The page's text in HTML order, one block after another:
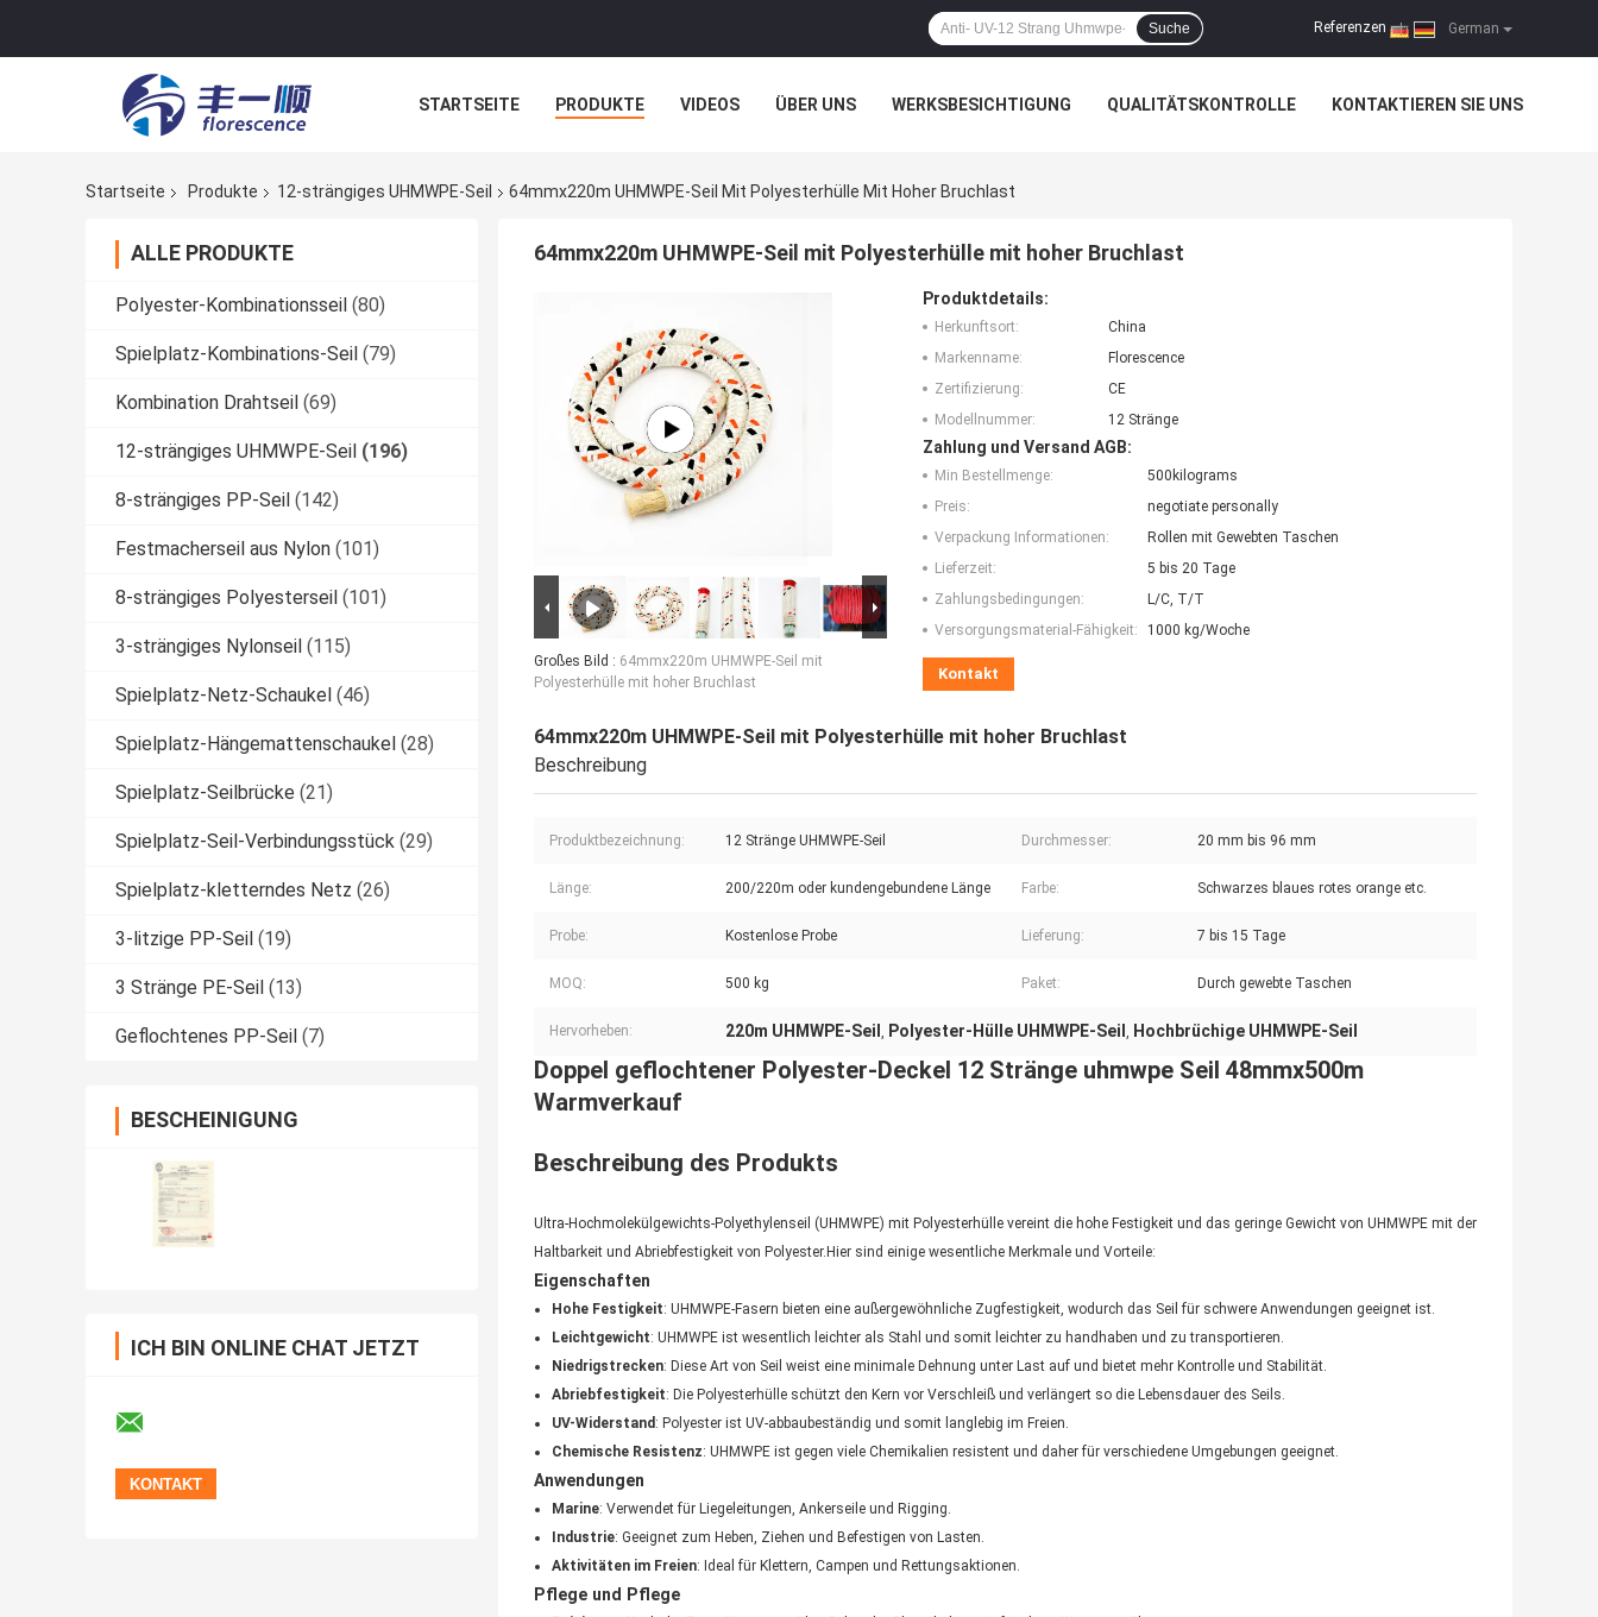
German
Referenzen |
Suche
STARTSEITE PRODUKTE VIDEOS ÜBER UNS WERKSBESICHTIGUNG QUALITÄTSKONTROLLE KONTAKTIEREN SIE UNS
Startseite
Produkte 12-strängiges UHMWPE-Seil 64mmx220m UHMWPE-Seil Mit Polyesterhülle Mit Hoher Bruchlast
ALLE PRODUKTE
Polyester-Kombinationsseil (80)
Spielplatz-Kombinations-Seil (79)
Kombination Drahtseil (69)
12-strängiges UHMWPE-Seil (196)
8-strängiges PP-Seil (142)
Festmacherseil aus Nylon (101)
8-strängiges Polyesterseil (101)
3-strängiges Nylonseil (115)
Spielplatz-Netz-Schaukel (46)
Spielplatz-Hängemattenschaukel (28)
Spielplatz-Seilbrücke (21)
Spielplatz-Seil-Verbindungsstück (29)
Spielplatz-kletterndes Netz (26)
3-litzige PP-Seil (19)
3 Stränge PE-Seil (13)
Geflochtenes PP-Seil (7)
BESCHEINIGUNG
ICH BIN ONLINE CHAT JETZT
64mmx220m UHMWPE-Seil mit Polyesterhülle mit hoher Bruchlast
Großes Bild : 64mmx220m UHMWPE-Seil mit
Polyesterhülle mit hoher Bruchlast
Produktdetails:
Herkunftsort:
China
Markenname:
Florescence
Zertifizierung:
CE
Modellnummer:
12 Stränge
Zahlung und Versand AGB:
Min Bestellmenge:
500kilograms
Preis:
negotiate personally
Verpackung Informationen:
Rollen mit Gewebten Taschen
Lieferzeit:
5 bis 20 Tage
Zahlungsbedingungen:
L/C, T/T
Versorgungsmaterial-Fähigkeit:
1000 kg/Woche
Kontakt
64mmx220m UHMWPE-Seil mit Polyesterhülle mit hoher Bruchlast
Beschreibung
Produktbezeichnung: 12 Stränge UHMWPE-Seil Durchmesser: 20 mm bis 96 mm
Länge: 200/220m oder kundengebundene Länge Farbe: Schwarzes blaues rotes orange etc.
Probe: Kostenlose Probe Lieferung: 7 bis 15 Tage
MOQ: 500 kg Paket: Durch gewebte Taschen
Hervorheben: 220m UHMWPE-Seil , Polyester-Hülle UHMWPE-Seil , Hochbrüchige UHMWPE-Seil
Doppel geflochtener Polyester-Deckel 12 Stränge uhmwpe Seil 48mmx500m
Warmverkauf
Beschreibung des Produkts
Ultra-Hochmolekülgewichts-Polyethylenseil (UHMWPE) mit Polyesterhülle vereint die hohe Festigkeit und das geringe Gewicht von UHMWPE mit der
Haltbarkeit und Abriebfestigkeit von Polyester.Hier sind einige wesentliche Merkmale und Vorteile:
Eigenschaften
Hohe Festigkeit: UHMWPE-Fasern bieten eine außergewöhnliche Zugfestigkeit, wodurch das Seil für schwere Anwendungen geeignet ist.
Leichtgewicht: UHMWPE ist wesentlich leichter als Stahl und somit leichter zu handhaben und zu transportieren.
Niedrigstrecken: Diese Art von Seil weist eine minimale Dehnung unter Last auf und bietet mehr Kontrolle und Stabilität.
Abriebfestigkeit: Die Polyesterhülle schützt den Kern vor Verschleiß und verlängert so die Lebensdauer des Seils.
UV-Widerstand : Polyester ist UV-abbaubeständig und somit langlebig im Freien.
Chemische Resistenz: UHMWPE ist gegen viele Chemikalien resistent und daher für verschiedene Umgebungen geeignet.
Anwendungen
Marine: Verwendet für Liegeleitungen, Ankerseile und Rigging.
Industrie: Geeignet zum Heben, Ziehen und Befestigen von Lasten.
Aktivitäten im Freien: Ideal für Klettern, Campen und Rettungsaktionen.
Pflege und Pflege